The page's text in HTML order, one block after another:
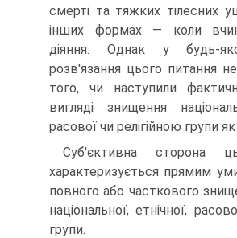
смерті та тяжких тілесних
інших формах — коли
діяння. Однак у будь-
розв'язання цього питання
того, чи наступили
вигляді знищення
расової чи релігійною групи як
Суб'єктивна сторона
характеризується прямим
повного або часткового
національної, етнічної,
групи.